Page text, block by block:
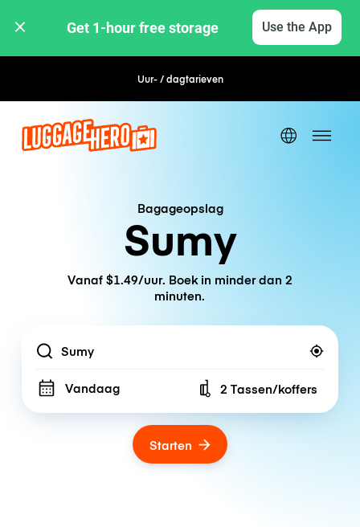
Get 1-hour free storage Use the App
Uur- / dagtarieven Flexibel boeken
Bagageopslag
Sumy
Vanaf $1.49/uur. Boek in minder dan 2
minuten.
Location
Vandaag Number of bags
2 Tassen/koffers
Starten